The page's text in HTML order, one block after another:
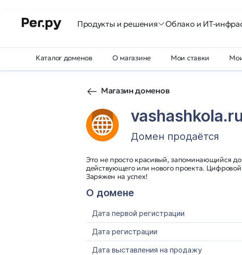
Продукты и решения Облако и ИТ-
Каталог доменов О магазине Мои ставки
Магазин доменов
Домен продаётся
Это не просто красивый, запоминающийся
действующего или нового проекта.
Заряжен на успех!
О домене
Дата первой регистрации
Дата регистрации
Дата выставления на продажу